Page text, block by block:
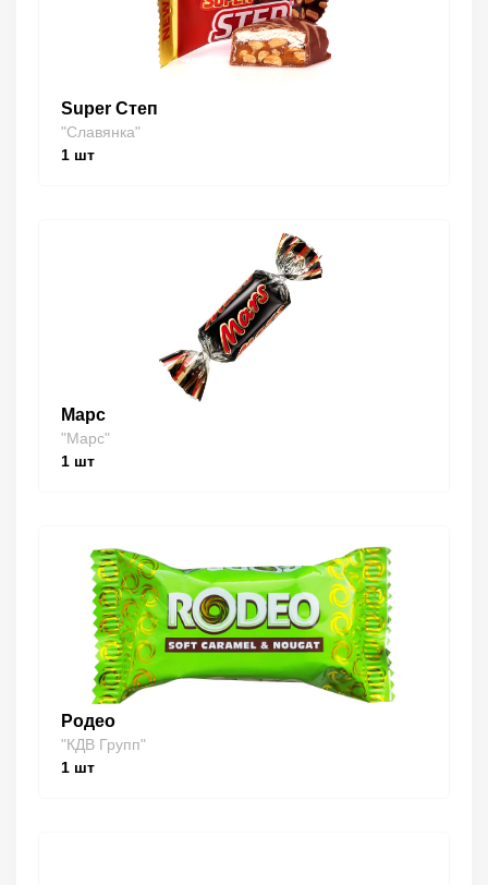
Super Степ
"Славянка"
1 шт
Марс
"Марс"
1 шт
Родео
"КДВ Групп"
1 шт